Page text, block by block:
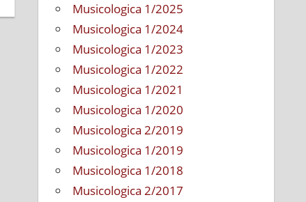
Musicologica 1/2025
Musicologica 1/2024
Musicologica 1/2023
Musicologica 1/2022
Musicologica 1/2021
Musicologica 1/2020
Musicologica 2/2019
Musicologica 1/2019
Musicologica 1/2018
Musicologica 2/2017